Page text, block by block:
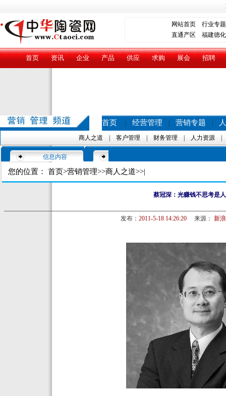
网站首页
行业专题
直通产区 福建德化
首页 资讯 企业 产品 供应 求购 展会 招聘
首页 经营管理 营销专题
商人之道 客户管理 财务管理 人力资源
信息内容
您的位置： 首页>营销管理>>商人之道>>|
蔡冠深：光赚钱不思考是
发布： 2011-5-18 14:26:20 来源： 新